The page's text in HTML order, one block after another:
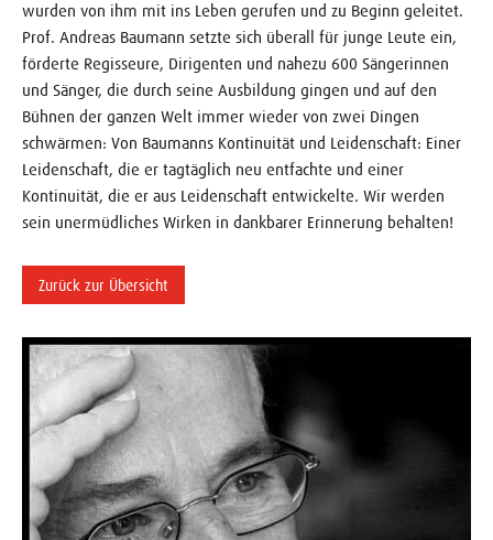
wurden von ihm mit ins Leben gerufen und zu Beginn geleitet.
Prof. Andreas Baumann setzte sich überall für junge Leute ein,
förderte Regisseure, Dirigenten und nahezu 600 Sängerinnen
und Sänger, die durch seine Ausbildung gingen und auf den
Bühnen der ganzen Welt immer wieder von zwei Dingen
schwärmen: Von Baumanns Kontinuität und Leidenschaft: Einer
Leidenschaft, die er tagtäglich neu entfachte und einer
Kontinuität, die er aus Leidenschaft entwickelte. Wir werden
sein unermüdliches Wirken in dankbarer Erinnerung behalten!
Zurück zur Übersicht